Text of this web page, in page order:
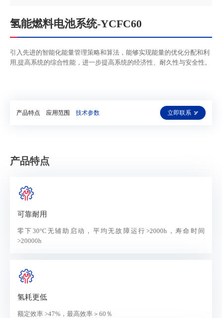
氢能燃料电池系统-YCFC60
引入先进的智能化能量管理策略和算法，能够实现能量的优化分配和利
用,提高系统的综合性能，进一步提高系统的经济性、耐久性与安全性。
产品特点 应用范围 技术参数 立即联系
产品特点
可靠耐用
零下30°C无辅助启动，平均无故障运行>2000h，寿命时间
>20000h
氢耗更低
额定效率 >47%，最高效率＞60％